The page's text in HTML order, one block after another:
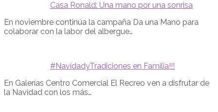
Casa Ronald: Una mano por una sonrisa
En noviembre continúa la campaña Da una Mano para
colaborar con la labor del albergue…
#NavidadyTradiciones en Familia!!!
En Galerías Centro Comercial El Recreo ven a disfrutar de
la Navidad con los más…